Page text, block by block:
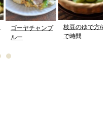
ゴーヤチャンプ
ルー
枝豆のゆで方/ゆ
で時間